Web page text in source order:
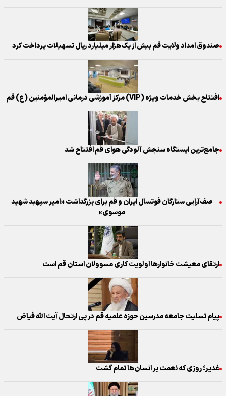
صندوق امداد ولایت قم بیش از یک‌هزار میلیارد ریال تسهیلات پرداخت کرد
افتتاح بخش خدمات ویژه (VIP) مرکز آموزشی درمانی امیرالمؤمنین (ع) قم
جامع‌ترین ایستگاه سنجش آلودگی هوای قم افتتاح شد
صف‌آرایی ستارگان فوتسال ایران و قم برای بزرگداشت «امیر سپهبد شهید
موسوی»
ارتقای معیشت خانوارها اولویت کاری مسوولان استان قم است
پیام تسلیت جامعه مدرسین حوزه علمیه قم در پی ارتحال آیت الله فیاض
غدیر؛ روزی که نعمت بر انسان‌ها تمام گشت